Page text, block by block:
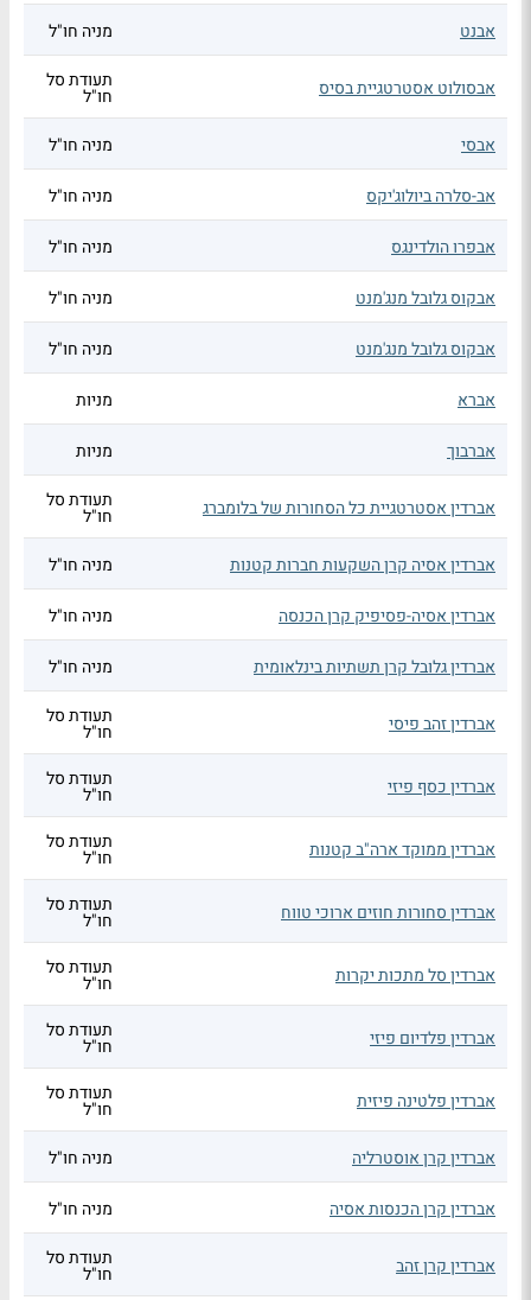
אבנט מניה חו"ל
אבסולוט אסטרטגיית בסיס תעודת סל
חו"ל
אבסי
מניה חו"ל
אב-סלרה ביולוג'יקס מניה חו"ל
אבפרו הולדינגס מניה חו"ל
אבקוס גלובל מנג'מנט מניה חו"ל
אבקוס גלובל מנג'מנט מניה חו"ל
אברא מניות
אברבוך מניות
אברדין אסטרטגיית כל הסחורות של בלומברג תעודת סל
חו"ל
אברדין אסיה קרן השקעות חברות קטנות
מניה חו"ל
אברדין אסיה-פסיפיק קרן הכנסה מניה חו"ל
אברדין גלובל קרן תשתיות בינלאומית מניה חו"ל
אברדין זהב פיסי תעודת סל
חו"ל
אברדין כסף פיזי תעודת סל
חו"ל
אברדין ממוקד ארה"ב קטנות תעודת סל
חו"ל
אברדין סחורות חוזים ארוכי טווח תעודת סל
חו"ל
אברדין סל מתכות יקרות תעודת סל
חו"ל
אברדין פלדיום פיזי תעודת סל
חו"ל
אברדין פלטינה פיזית תעודת סל
חו"ל
אברדין קרן אוסטרליה
מניה חו"ל
אברדין קרן הכנסות אסיה מניה חו"ל
אברדין קרן זהב תעודת סל
חו"ל